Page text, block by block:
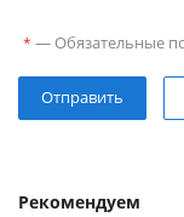
* — Обязательные
Рекомендуем